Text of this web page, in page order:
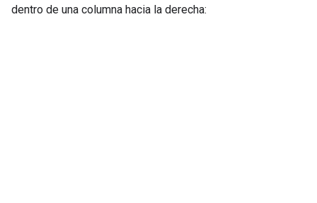
dentro de una columna hacia la derecha: